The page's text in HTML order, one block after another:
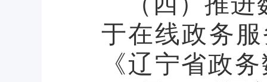
于在线政务
《辽宁省政